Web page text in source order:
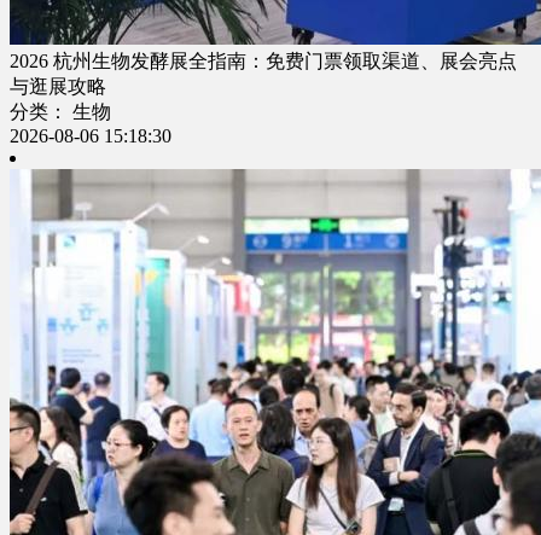
2026 杭州生物发酵展全指南：免费门票领取渠道、展会亮点
与逛展攻略
分类： 生物
2026-08-06 15:18:30